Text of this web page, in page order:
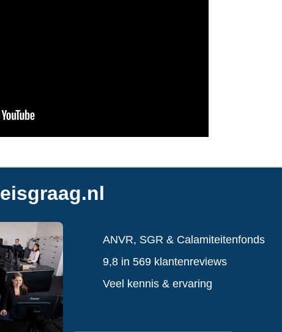
ANVR, SGR & Calamiteitenfonds
9,8 in 569 klantenreviews
Veel kennis & ervaring